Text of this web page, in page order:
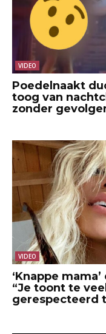
VIDEO
Poedelnaakt
toog van
zonder
VIDEO
‘Knappe
“Je toont te
gerespecteerd